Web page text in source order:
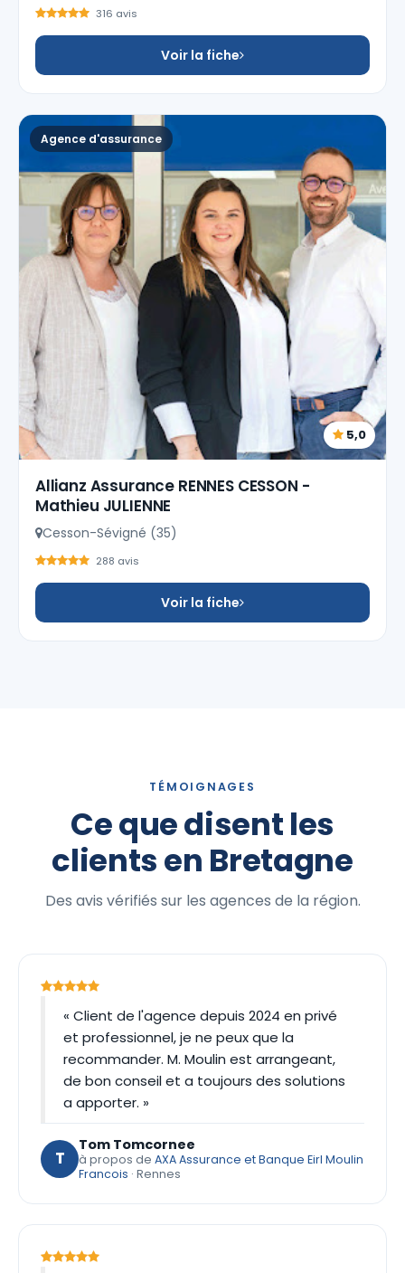
316 avis
Voir la fiche
Agence d'assurance
5,0
Allianz Assurance RENNES CESSON -
Mathieu JULIENNE
Cesson-Sévigné (35)
288 avis
Voir la fiche
TÉMOIGNAGES
Ce que disent les
clients en Bretagne
Des avis vérifiés sur les agences de la région.
« Client de l'agence depuis 2024 en privé
et professionnel, je ne peux que la
recommander. M. Moulin est arrangeant,
de bon conseil et a toujours des solutions
a apporter. »
T
Tom Tomcornee
à propos de AXA Assurance et Banque Eirl Moulin
Francois · Rennes